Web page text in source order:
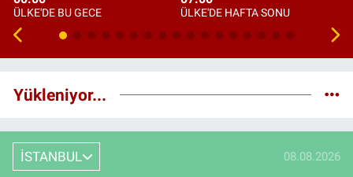
ÜLKE'DE BU GECE ÜLKE'DE HAFTA SONU
Yükleniyor...
İSTANBUL 08.08.2026